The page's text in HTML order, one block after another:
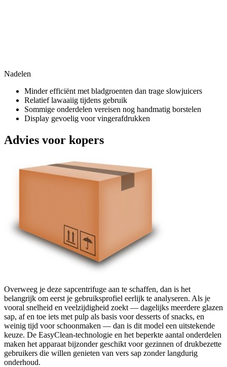
Nadelen
Minder efficiënt met bladgroenten dan trage slowjuicers
Relatief lawaaiig tijdens gebruik
Sommige onderdelen vereisen nog handmatig borstelen
Display gevoelig voor vingerafdrukken
Advies voor kopers
Overweeg je deze sapcentrifuge aan te schaffen, dan is het
belangrijk om eerst je gebruiksprofiel eerlijk te analyseren. Als je
vooral snelheid en veelzijdigheid zoekt — dagelijks meerdere glazen
sap, af en toe iets met pulp als basis voor desserts of snacks, en
weinig tijd voor schoonmaken — dan is dit model een uitstekende
keuze. De EasyClean-technologie en het beperkte aantal onderdelen
maken het apparaat bijzonder geschikt voor gezinnen of drukbezette
gebruikers die willen genieten van vers sap zonder langdurig
onderhoud.